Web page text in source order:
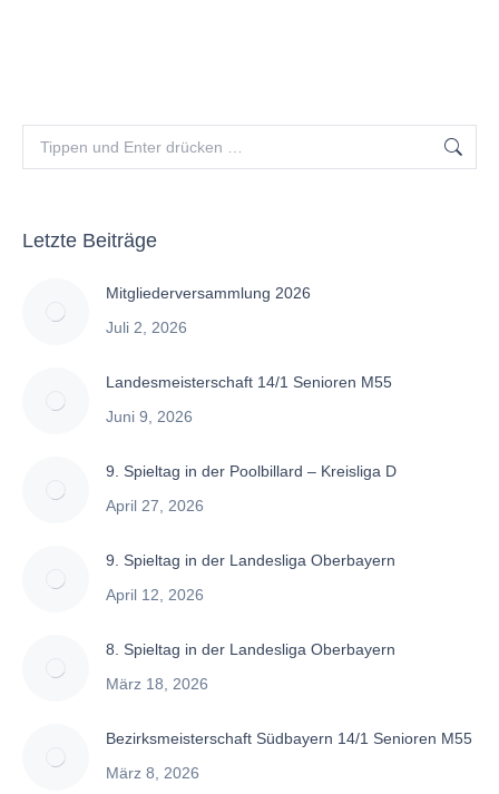
Search:
Letzte Beiträge
Mitgliederversammlung 2026
Juli 2, 2026
Landesmeisterschaft 14/1 Senioren M55
Juni 9, 2026
9. Spieltag in der Poolbillard – Kreisliga D
April 27, 2026
9. Spieltag in der Landesliga Oberbayern
April 12, 2026
8. Spieltag in der Landesliga Oberbayern
März 18, 2026
Bezirksmeisterschaft Südbayern 14/1 Senioren M55
März 8, 2026